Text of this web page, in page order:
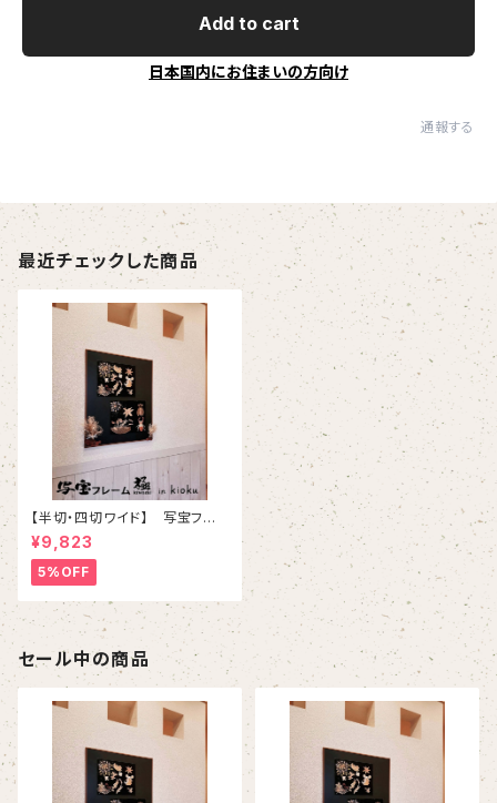
Add to cart
日本国内にお住まいの方向け
通報する
最近チェックした商品
【半切・四切ワイド】 写宝フレ
ーム極 ( kiwami) in kioku-（
中/ ブラウン）
¥9,823
5%OFF
セール中の商品